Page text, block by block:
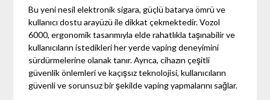
Bu yeni nesil elektronik sigara, güçlü batarya ömrü ve
kullanıcı dostu arayüzü ile dikkat çekmektedir. Vozol
6000, ergonomik tasarımıyla elde rahatlıkla taşınabilir ve
kullanıcıların istedikleri her yerde vaping deneyimini
sürdürmelerine olanak tanır. Ayrıca, cihazın çeşitli
güvenlik önlemleri ve kaçışsız teknolojisi, kullanıcıların
güvenli ve sorunsuz bir şekilde vaping yapmalarını sağlar.